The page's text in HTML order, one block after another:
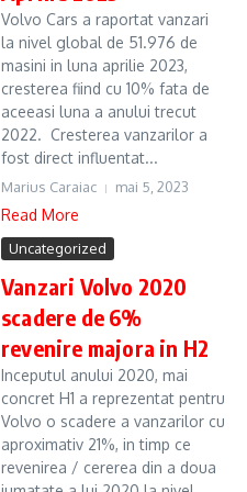
Volvo Cars a raportat vanzari
la nivel global de 51.976 de
masini in luna aprilie 2023,
cresterea fiind cu 10% fata de
aceeasi luna a anului trecut
2022. Cresterea vanzarilor a
fost direct influentat...
Marius Caraiac mai 5, 2023
Read More
Uncategorized
Vanzari Volvo 2020
scadere de 6%
revenire majora in H2
Inceputul anului 2020, mai
concret H1 a reprezentat pentru
Volvo o scadere a vanzarilor cu
aproximativ 21%, in timp ce
revenirea / cererea din a doua